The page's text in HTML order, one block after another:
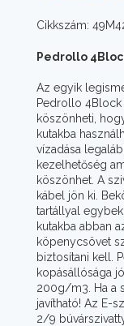
Cikkszám:
Pedrollo
Az egyik
Pedrollo
köszönheti,
kutakba
vízadása
kezelhetőség
köszönhet. A
kábel jön ki.
tartállyal
kutakba abban
köpenycsövet
biztosítani kell.
kopásállósága
200g/m3. Ha a
javítható! Az E-
2/9